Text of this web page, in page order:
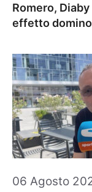
Romero,
effetto domino
06 Agosto